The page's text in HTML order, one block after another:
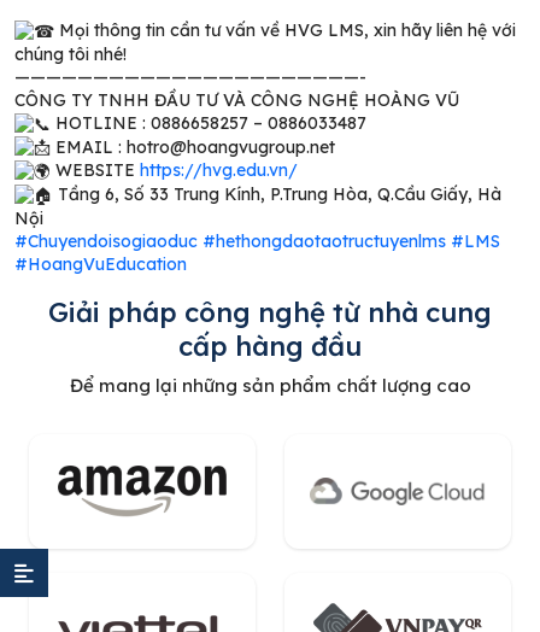
Mọi thông tin cần tư vấn về HVG LMS, xin hãy liên hệ với
chúng tôi nhé!
——————————————————————-
CÔNG TY TNHH ĐẦU TƯ VÀ CÔNG NGHỆ HOÀNG VŨ
HOTLINE : 0886658257 – 0886033487
EMAIL : hotro@hoangvugroup.net
WEBSITE https://hvg.edu.vn/
Tầng 6, Số 33 Trung Kính, P.Trung Hòa, Q.Cầu Giấy, Hà
Nội
#Chuyendoisogiaoduc #hethongdaotaotructuyenlms #LMS
#HoangVuEducation
Giải pháp công nghệ từ nhà cung
cấp hàng đầu
Để mang lại những sản phẩm chất lượng cao